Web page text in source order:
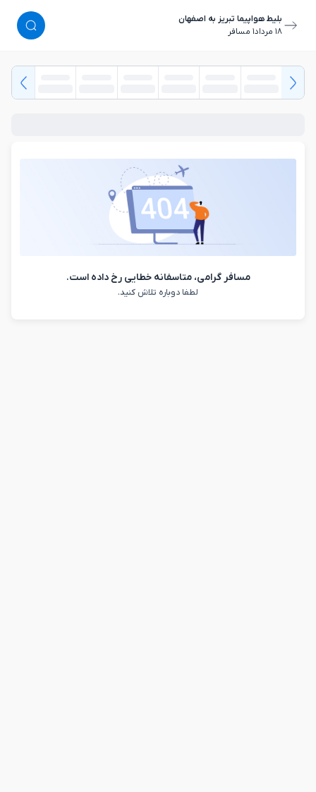
بلیط هواپیما تبریز به اصفهان
١٨ مرداد
١ مسافر
مسافر گرامی، متاسفانه خطایی رخ داده است.
لطفا دوباره تلاش کنید.